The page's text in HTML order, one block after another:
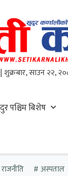
| शुक्रबार, साउन २२,
पश्चिम बिशेष
राजनीति अस्पताल